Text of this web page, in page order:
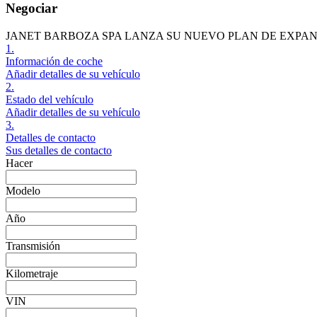
Negociar
JANET BARBOZA SPA LANZA SU NUEVO PLAN DE
1.
Información de coche
Añadir detalles de su vehículo
2.
Estado del vehículo
Añadir detalles de su vehículo
3.
Detalles de contacto
Sus detalles de contacto
Hacer
Modelo
Año
Transmisión
Kilometraje
VIN